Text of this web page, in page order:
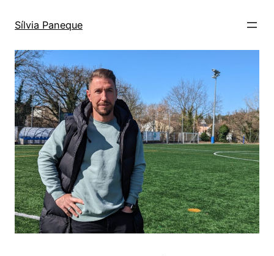
Sílvia Paneque